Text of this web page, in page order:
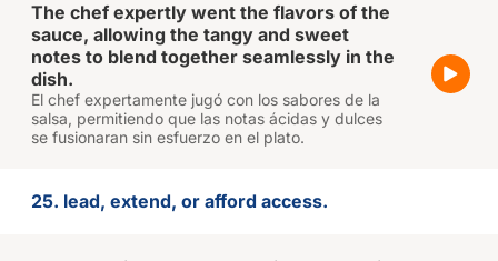
The chef expertly went the flavors of the
sauce, allowing the tangy and sweet
notes to blend together seamlessly in the
dish.
El chef expertamente jugó con los sabores de la
salsa, permitiendo que las notas ácidas y dulces
se fusionaran sin esfuerzo en el plato.
25. lead, extend, or afford access.